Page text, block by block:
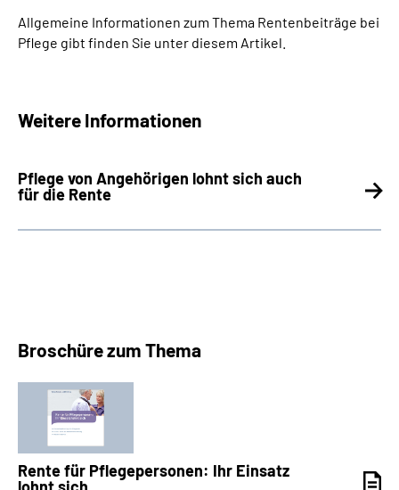
Allgemeine Informationen zum Thema Rentenbeiträge bei
Pflege gibt finden Sie unter diesem Artikel.
Weitere Informationen
Pflege von Angehörigen lohnt sich auch
für die Rente
Broschüre zum Thema
Rente für Pflegepersonen: Ihr Einsatz